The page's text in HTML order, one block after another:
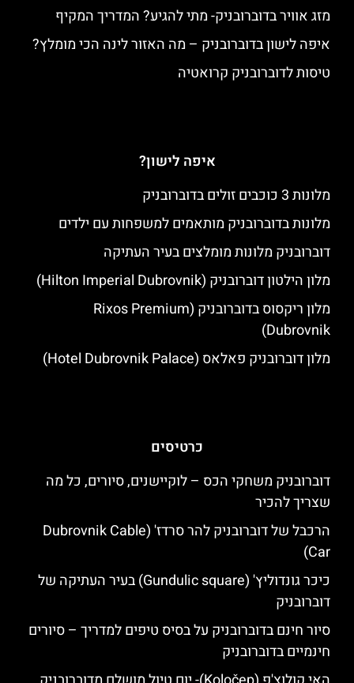
מזג אוויר בדוברובניק- מתי להגיע? המדריך המקיף
איפה לישון בדוברובניק – מה האזור לינה הכי מומלץ?
טיסות לדוברובניק קרואטיה
איפה לישון?
מלונות 3 כוכבים זולים בדוברובניק
מלונות בדוברובניק מותאמים למשפחות עם ילדים
דוברובניק מלונות מומלצים בעיר העתיקה
מלון הילטון דוברובניק (Hilton Imperial Dubrovnik)
מלון ריקסוס בדוברובניק (Rixos Premium
Dubrovnik)
מלון דוברובניק פאלאס (Hotel Dubrovnik Palace)
כרטיסים
דוברובניק משחקי הכס – לוקיישנים, סיורים, כל מה
שצריך להכיר
הרכבל של דוברובניק להר סרדז' (Dubrovnik Cable
Car)
כיכר גונדוליץ' (Gundulic square) בעיר העתיקה של
דוברובניק
סיור חינם בדוברובניק על בסיס טיפים למדריך – סיורים
חינמיים בדוברובניק